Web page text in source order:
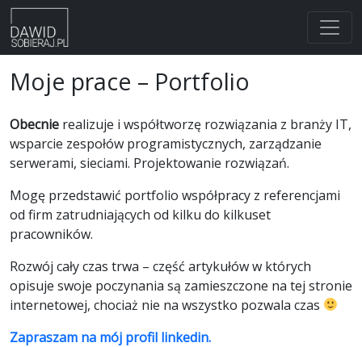
content
Moje prace – Portfolio
Obecnie realizuje i współtworzę rozwiązania z branży IT,
wsparcie zespołów programistycznych, zarządzanie
serwerami, sieciami. Projektowanie rozwiązań.
Mogę przedstawić portfolio współpracy z referencjami
od firm zatrudniających od kilku do kilkuset
pracowników.
Rozwój cały czas trwa – część artykułów w których
opisuje swoje poczynania są zamieszczone na tej stronie
internetowej, chociaż nie na wszystko pozwala czas
Zapraszam na mój profil linkedin.